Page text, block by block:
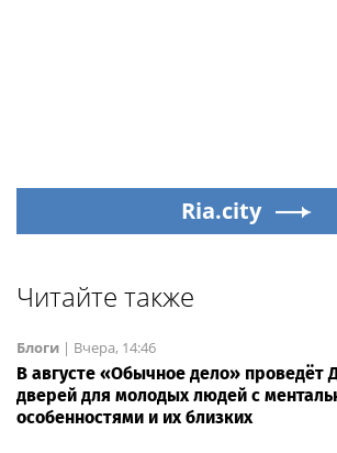
Ria.city
Читайте также
Блоги | Вчера, 14:46
В августе «Обычное дело» проведёт
дверей для молодых людей с
особенностями и их близких